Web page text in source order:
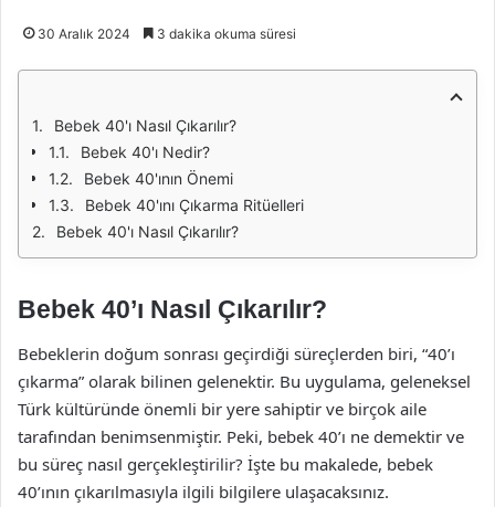
30 Aralık 2024 3 dakika okuma süresi
Bebek 40'ı Nasıl Çıkarılır?
Bebek 40'ı Nedir?
Bebek 40'ının Önemi
Bebek 40'ını Çıkarma Ritüelleri
Bebek 40'ı Nasıl Çıkarılır?
Bebek 40’ı Nasıl Çıkarılır?
Bebeklerin doğum sonrası geçirdiği süreçlerden biri, “40’ı
çıkarma” olarak bilinen gelenektir. Bu uygulama, geleneksel
Türk kültüründe önemli bir yere sahiptir ve birçok aile
tarafından benimsenmiştir. Peki, bebek 40’ı ne demektir ve
bu süreç nasıl gerçekleştirilir? İşte bu makalede, bebek
40’ının çıkarılmasıyla ilgili bilgilere ulaşacaksınız.